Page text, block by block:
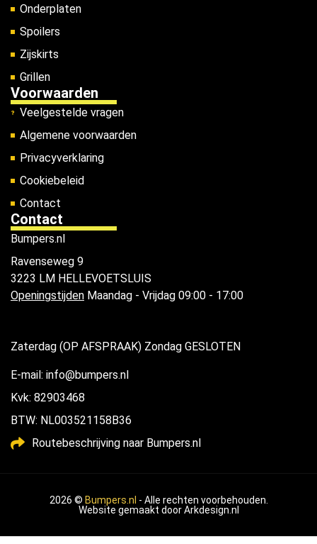
Onderplaten
Spoilers
Zijskirts
Grillen
Voorwaarden
Veelgestelde vragen
Algemene voorwaarden
Privacyverklaring
Cookiebeleid
Contact
Contact
Bumpers.nl
Ravenseweg 9
3223 LM HELLEVOETSLUIS
Openingstijden Maandag - Vrijdag 09:00 - 17:00
Zaterdag (OP AFSPRAAK) Zondag GESLOTEN
E-mail: info@bumpers.nl
Kvk: 82903468
BTW: NL003521158B36
Routebeschrijving naar Bumpers.nl
2026 © Bumpers.nl - Alle rechten voorbehouden.
Website gemaakt doorArkdesign.nl